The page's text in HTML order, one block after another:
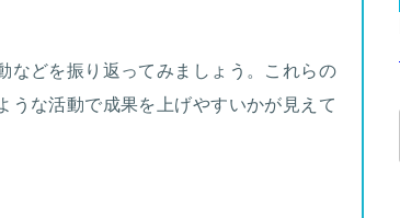
などを振り返ってみましょう。これらの
うな活動で成果を上げやすいかが見えて